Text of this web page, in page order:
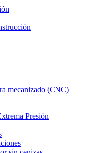
mecanizado (CNC)
Presión